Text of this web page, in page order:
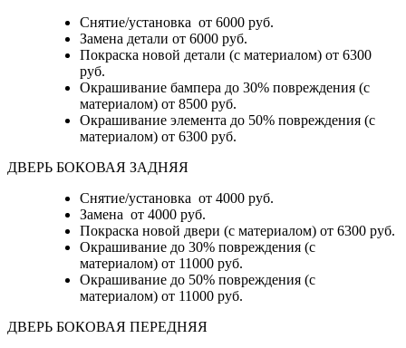
Снятие/установка от 6000 руб.
Замена детали от 6000 руб.
Покраска новой детали (с материалом) от 6300
руб.
Окрашивание бампера до 30% повреждения (с
материалом) от 8500 руб.
Окрашивание элемента до 50% повреждения (с
материалом) от 6300 руб.
ДВЕРЬ БОКОВАЯ ЗАДНЯЯ
Снятие/установка от 4000 руб.
Замена от 4000 руб.
Покраска новой двери (с материалом) от 6300 руб.
Окрашивание до 30% повреждения (с
материалом) от 11000 руб.
Окрашивание до 50% повреждения (с
материалом) от 11000 руб.
ДВЕРЬ БОКОВАЯ ПЕРЕДНЯЯ